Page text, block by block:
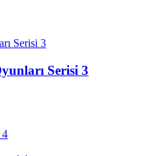
Serisi 3